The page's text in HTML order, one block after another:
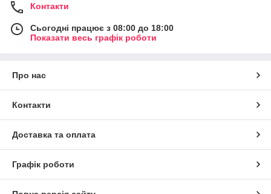
Контакти
Сьогодні працює з 08:00 до 18:00
Показати весь графік роботи
Про нас
Контакти
Доставка та оплата
Графік роботи